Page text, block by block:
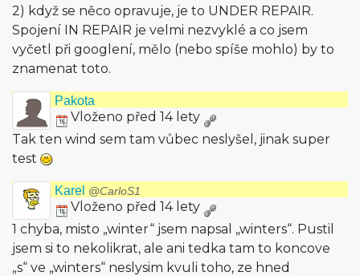
2) když se něco opravuje, je to UNDER REPAIR.
Spojení IN REPAIR je velmi nezvyklé a co jsem
vyčetl při googlení, mělo (nebo spíše mohlo) by to
znamenat toto.
Pakota
Vloženo před 14 lety
Tak ten wind sem tam vůbec neslyšel, jinak super
test
Karel @CarloS1
Vloženo před 14 lety
1 chyba, misto „winter“ jsem napsal „winters“. Pustil
jsem si to nekolikrat, ale ani tedka tam to koncove
„s“ ve „winters“ neslysim kvuli toho, ze hned